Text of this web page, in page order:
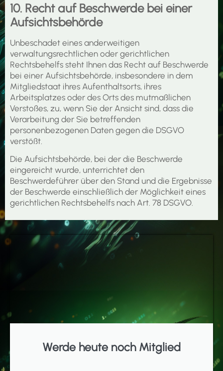
10. Recht auf Beschwerde bei einer
Aufsichtsbehörde
Unbeschadet eines anderweitigen
verwaltungsrechtlichen oder gerichtlichen
Rechtsbehelfs steht Ihnen das Recht auf Beschwerde
bei einer Aufsichtsbehörde, insbesondere in dem
Mitgliedstaat ihres Aufenthaltsorts, ihres
Arbeitsplatzes oder des Orts des mutmaßlichen
Verstoßes, zu, wenn Sie der Ansicht sind, dass die
Verarbeitung der Sie betreffenden
personenbezogenen Daten gegen die DSGVO
verstößt.
Die Aufsichtsbehörde, bei der die Beschwerde
eingereicht wurde, unterrichtet den
Beschwerdeführer über den Stand und die Ergebnisse
der Beschwerde einschließlich der Möglichkeit eines
gerichtlichen Rechtsbehelfs nach Art. 78 DSGVO.
Werde heute noch Mitglied